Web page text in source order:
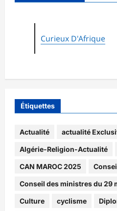
Curieux D'Afrique
Étiquettes
Actualité actualité
Algérie-Religion-Actualité
CAN MAROC 2025
Conseil des ministres du 29
Culture cyclisme